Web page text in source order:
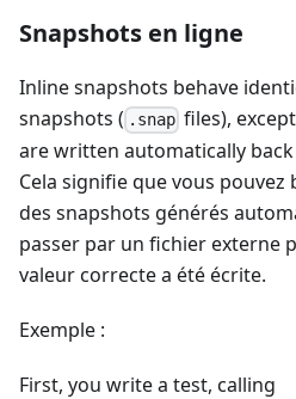
Snapshots en ligne
Inline snapshots behave
snapshots ( .snap files),
are written automatically
Cela signifie que vous
des snapshots générés
passer par un fichier externe
valeur correcte a été écrite.
Exemple :
First, you write a test, calling